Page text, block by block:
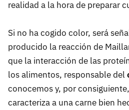
realidad a la hora de preparar
Si no ha cogido color, será
producido la reacción de
que la interacción de las
los alimentos, responsable del
conocemos y, por
caracteriza a una carne bien